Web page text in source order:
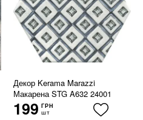
Декор Kerama Marazzi
Макарена STG A632 24001
199 ГРН
шт